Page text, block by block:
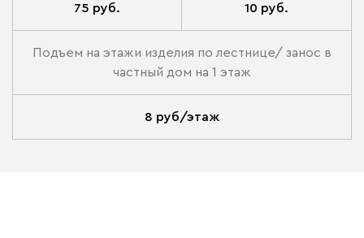
75 руб. 10 руб.
Подъем на этажи изделия по лестнице/ занос в
частный дом на 1 этаж
8 руб/этаж